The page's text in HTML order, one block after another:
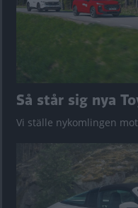
Så står sig nya
Vi ställe nykomlingen